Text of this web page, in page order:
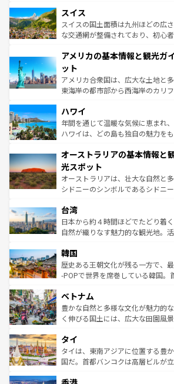
を参照してほしい。
は、お酒好きな人にはぜひ体験してほしい。
ドイツ情報はコンテンツ一覧を参
リアごとに異なる魅力がある。ま
ティー、ビール好きにはたまらな
戦など、本場だからこそできる体
ンツ一覧を参照してほしい。
スイス
スイスの国土面積は九州ほどの広
な交通網が整備されており、初心
の建物がそのまま残る町や、スイ
博物館もあり、アルプス観光だけ
ことができる。国民の所得が高い
者向けの交通パス提供のサービス
着のスイス情報は
アメリカの基本情報と観光ガ
ット
アメリカ合衆国は、広大な土地と
東海岸の都市部から西海岸のカリ
のような巨大都市は、観光、ショッ
ンメントが詰まった刺激的なスポ
西部には大自然が広がり、グラン
部のニューオーリンズでは、音楽
文化が魅力。旅行者はアメリカの
しみながら、その多様性と豊かな
るだろう。車でのロードトリップや
情報は
ハワイ
年間を通じて温暖な気候に恵まれ
ハワイは、どの島も独自の魅力を
ワイ島は見逃せない。また、定番
島だが、静かな自然を求めるなら
おすすめ。エメラルドグリーンに
文化や歴史が息づいている。「ア
人々、おいしいローカルフードやハ
ク、伝統的なフラダンスなど、す
っている。訪れるたびに新しい発
はコンテンツ一覧
オーストラリアの基本情報と
光スポット
オーストラリアは、壮大な自然と
シドニーのシンボルであるシドニ
リアリーフや大陸中央部にそびえる
ク）、タスマニアの美しい原生林
ど、見どころがたくさん。また、
いる。アクティビティも充実して
ビング、ハイキングなど、アウト
い。オーストラリアの多彩な魅力
参照してほしい。
台湾
日本から約４時間ほどでたどり着
自然が織りなす魅力的な観光地。
ン）、静ひつな山岳地帯である台湾
と山間の静けさが共存しており、
驚きをもたらしてくれる。また、
容にもいいと評判のスイーツなど、
が味わえる。 なお、新着の台湾情
照してほしい。
韓国
歴史ある王朝文化が残る一方で、
-POPで世界を席巻している韓国。
き、地方に足を延ばせば四季折々の
できる。そして、キムチや焼肉、
まで、さまざまな韓国料理が待っ
リティに包まれながら、韓国の多
わってみてほしい。 なお
覧を参照してほしい。
ベトナム
豊かな自然と多様な文化が魅力的
く伸びる国土には、広大な田園風
急速な発展と共に伝統が息づく。
ーチミン市のフランス統治時代の
醸し出している。また、バラエテ
とつ。フォーやバインミー、ベト
タイ
タイは、東南アジアに位置する豊
国だ。首都バンコクは高層ビルが